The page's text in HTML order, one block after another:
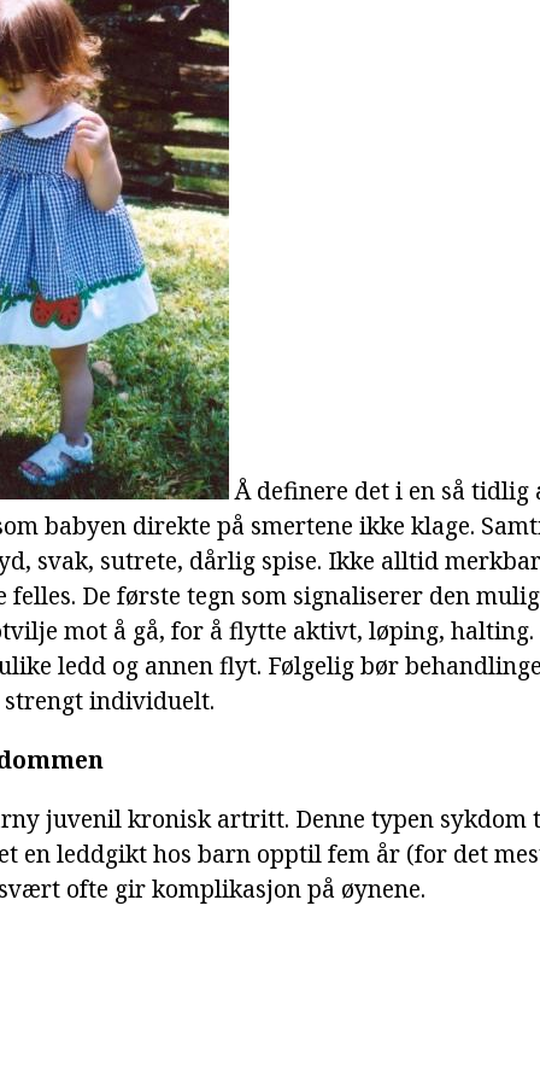
Å definere det i en så tidlig
babyen direkte på smertene ikke klage.
svak, sutrete, dårlig spise. Ikke alltid
De første tegn som signaliserer den
mot å gå, for å flytte aktivt, løping, halting.
ledd og annen flyt. Følgelig bør
individuelt.
juvenil kronisk artritt. Denne typen
en leddgikt hos barn opptil fem år (for det
ofte gir komplikasjon på øynene.